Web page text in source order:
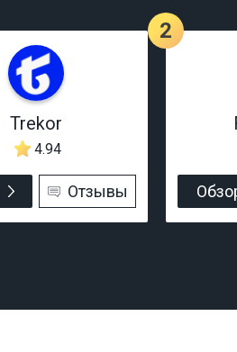
Trekor
4.94
Отзывы
2